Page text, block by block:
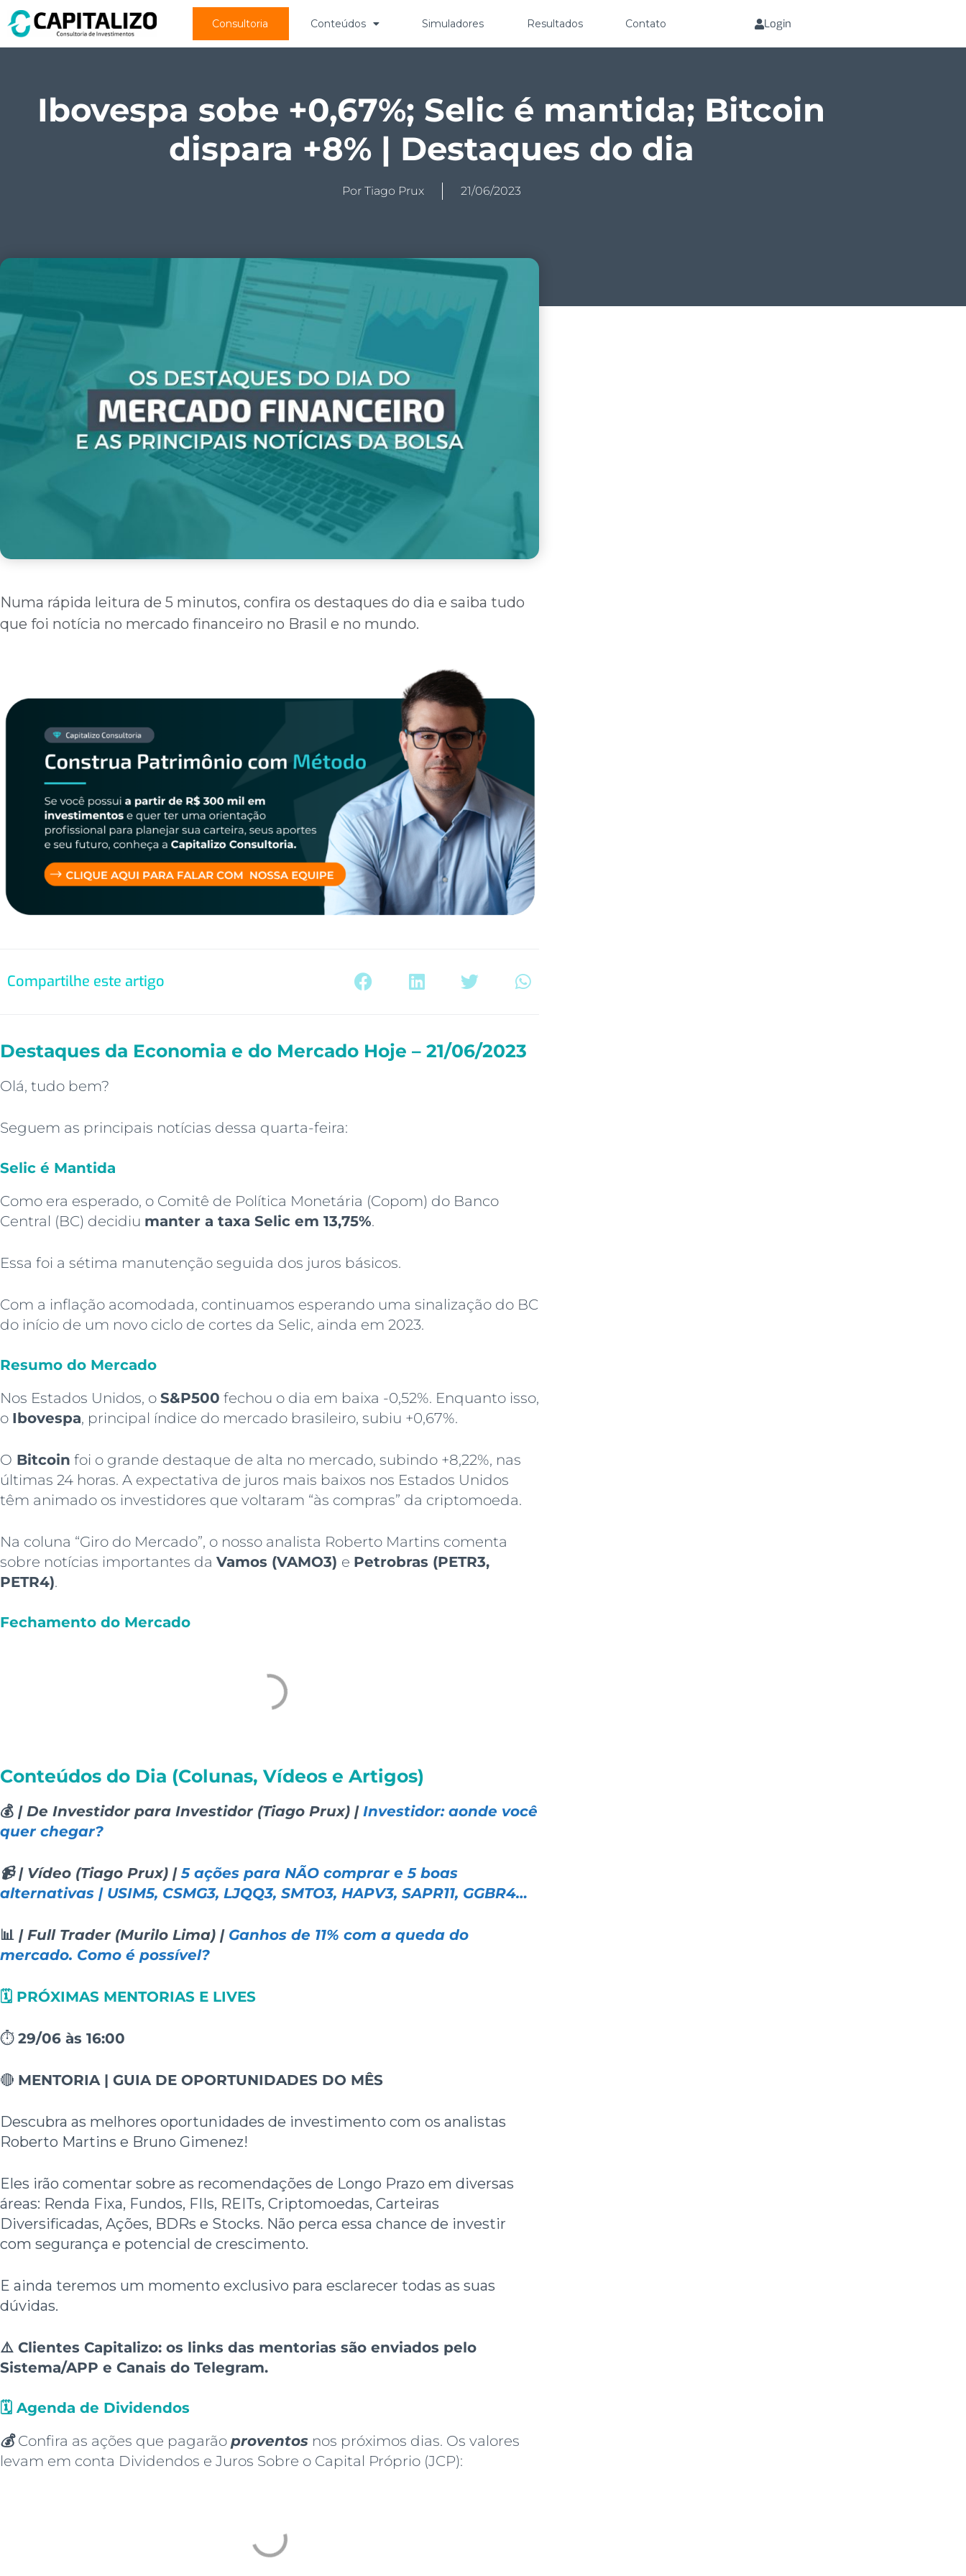
Consultoria Conteúdos Simuladores Resultados Contato Login
Ibovespa sobe +0,67%; Selic é mantida; Bitcoin
dispara +8% | Destaques do dia
Por Tiago Prux 21/06/2023
Numa rápida leitura de 5 minutos, confira os destaques do dia e saiba tudo
que foi notícia no mercado financeiro no Brasil e no mundo.
Compartilhe este artigo
Destaques da Economia e do Mercado Hoje – 21/06/2023
Olá, tudo bem?
Seguem as principais notícias dessa quarta-feira:
Selic é Mantida
Como era esperado, o Comitê de Política Monetária (Copom) do Banco
Central (BC) decidiu manter a taxa Selic em 13,75%.
Essa foi a sétima manutenção seguida dos juros básicos.
Com a inflação acomodada, continuamos esperando uma sinalização do BC
do início de um novo ciclo de cortes da Selic, ainda em 2023.
Resumo do Mercado
Nos Estados Unidos, o S&P500 fechou o dia em baixa -0,52%. Enquanto isso,
o Ibovespa, principal índice do mercado brasileiro, subiu +0,67%.
O Bitcoin foi o grande destaque de alta no mercado, subindo +8,22%, nas
últimas 24 horas. A expectativa de juros mais baixos nos Estados Unidos
têm animado os investidores que voltaram “às compras” da criptomoeda.
Na coluna “Giro do Mercado”, o nosso analista Roberto Martins comenta
sobre notícias importantes da Vamos (VAMO3) e Petrobras (PETR3,
PETR4).
Fechamento do Mercado
Conteúdos do Dia (Colunas, Vídeos e Artigos)
💰 | De Investidor para Investidor (Tiago Prux) | Investidor: aonde você
quer chegar?
📹 | Vídeo (Tiago Prux) |5 ações para NÃO comprar e 5 boas
alternativas | USIM5, CSMG3, LJQQ3, SMTO3, HAPV3, SAPR11, GGBR4…
📊 | Full Trader (Murilo Lima) | Ganhos de 11% com a queda do
mercado. Como é possível?
🗓️ PRÓXIMAS MENTORIAS E LIVES
⏱️ 29/06 às 16:00
🔴 MENTORIA | GUIA DE OPORTUNIDADES DO MÊS
Descubra as melhores oportunidades de investimento com os analistas
Roberto Martins e Bruno Gimenez!
Eles irão comentar sobre as recomendações de Longo Prazo em diversas
áreas: Renda Fixa, Fundos, FIIs, REITs, Criptomoedas, Carteiras
Diversificadas, Ações, BDRs e Stocks. Não perca essa chance de investir
com segurança e potencial de crescimento.
E ainda teremos um momento exclusivo para esclarecer todas as suas
dúvidas.
⚠️ Clientes Capitalizo: os links das mentorias são enviados pelo
Sistema/APP e Canais do Telegram.
🗓️ Agenda de Dividendos
💰Confira as ações que pagarão proventos nos próximos dias. Os valores
levam em conta Dividendos e Juros Sobre o Capital Próprio (JCP):